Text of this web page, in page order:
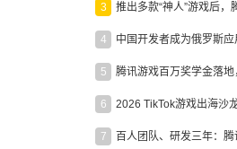
3
4 中国开发者成为俄罗斯
5
6
7